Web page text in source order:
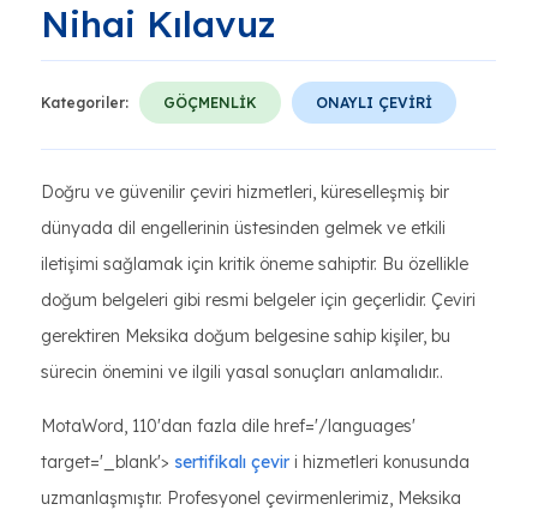
Nihai Kılavuz
Kategoriler: GÖÇMENLİK ONAYLI ÇEVİRİ
Doğru ve güvenilir çeviri hizmetleri, küreselleşmiş bir
dünyada dil engellerinin üstesinden gelmek ve etkili
iletişimi sağlamak için kritik öneme sahiptir. Bu özellikle
doğum belgeleri gibi resmi belgeler için geçerlidir. Çeviri
gerektiren Meksika doğum belgesine sahip kişiler, bu
sürecin önemini ve ilgili yasal sonuçları anlamalıdır..
MotaWord, 110'dan fazla dile href='/languages'
target='_blank'> sertifikalı çevir i hizmetleri konusunda
uzmanlaşmıştır. Profesyonel çevirmenlerimiz, Meksika